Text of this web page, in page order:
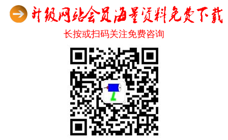
长按或扫码关注免费咨询